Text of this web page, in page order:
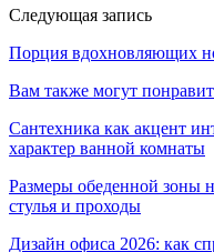
Следующая запись
Порция вдохновляющих
Вам также могут
Сантехника как акцент
характер ванной комнаты
Размеры обеденной зоны
стулья и проходы
Дизайн офиса 2026: как